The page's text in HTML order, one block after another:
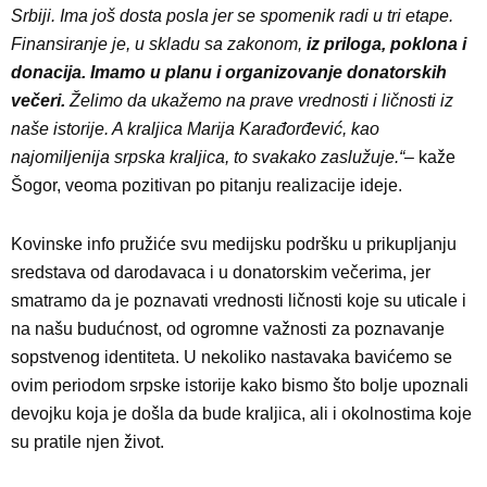
Srbiji. Ima još dosta posla jer se spomenik radi u tri etape.
Finansiranje je, u skladu sa zakonom, iz priloga, poklona i
donacija. Imamo u planu i organizovanje donatorskih
večeri. Želimo da ukažemo na prave vrednosti i ličnosti iz
naše istorije. A kraljica Marija Karađorđević, kao
najomiljenija srpska kraljica, to svakako zaslužuje.“– kaže
Šogor, veoma pozitivan po pitanju realizacije ideje.
Kovinske info pružiće svu medijsku podršku u prikupljanju
sredstava od darodavaca i u donatorskim večerima, jer
smatramo da je poznavati vrednosti ličnosti koje su uticale i
na našu budućnost, od ogromne važnosti za poznavanje
sopstvenog identiteta. U nekoliko nastavaka bavićemo se
ovim periodom srpske istorije kako bismo što bolje upoznali
devojku koja je došla da bude kraljica, ali i okolnostima koje
su pratile njen život.